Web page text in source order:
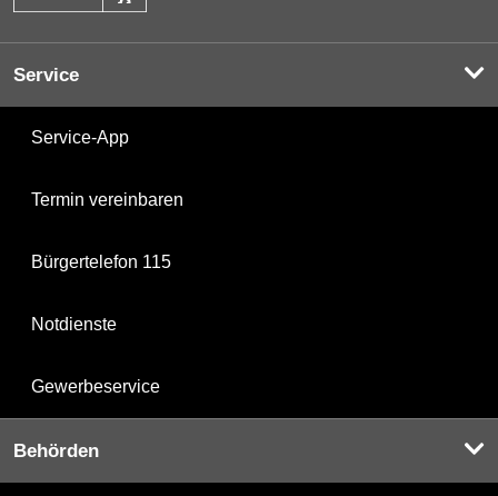
Service
Service-App
Termin vereinbaren
Bürgertelefon 115
Notdienste
Gewerbeservice
Behörden